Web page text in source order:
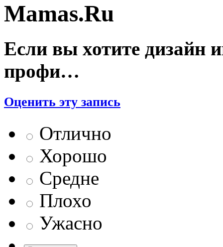
Mamas.Ru
Если вы хотите дизайн
профи…
Оценить эту запись
Отлично
Хорошо
Средне
Плохо
Ужасно